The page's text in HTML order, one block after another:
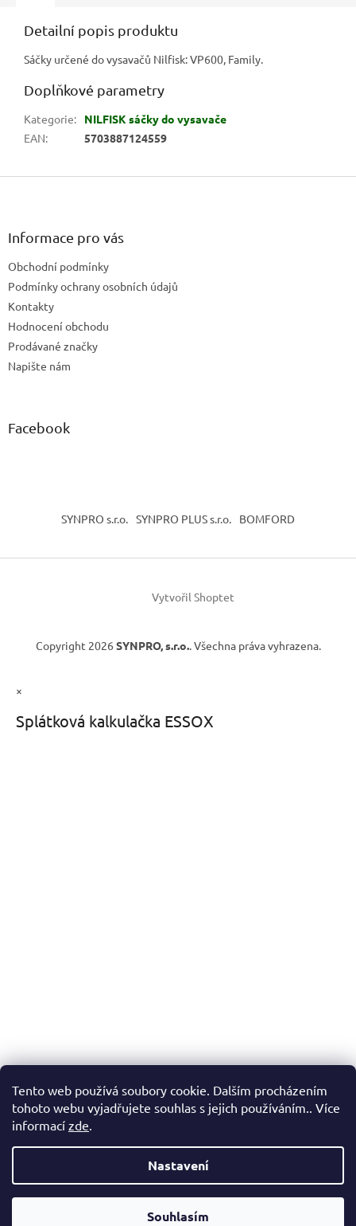
Tento web používá soubory cookie. Dalším procházením
tohoto webu vyjadřujete souhlas s jejich používáním.. Více
informací zde.
Nastavení
Souhlasím
Vážení zákazníci, v případě, že hledáte konkrétní zboží a my jej
nemáme v našem e-shopu, neváhejte nás kontaktovat a my Vám
Detailní popis produktu
Sáčky určené do vysavačů Nilfisk: VP600, Family.
Doplňkové parametry
Kategorie:
NILFISK sáčky do vysavače
EAN: 5703887124559
Z
Informace pro vás
Obchodní podmínky
Podmínky ochrany osobních údajů
Kontakty
Hodnocení obchodu
Prodávané značky
Napište nám
Facebook
SYNPRO s.r.o. SYNPRO PLUS s.r.o. BOMFORD
Vytvořil Shoptet
Copyright 2026 SYNPRO, s.r.o.. Všechna práva vyhrazena.
×
Splátková kalkulačka ESSOX